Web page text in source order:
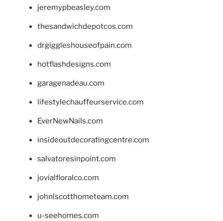
jeremypbeasley.com
thesandwichdepotcos.com
drgiggleshouseofpain.com
hotflashdesigns.com
garagenadeau.com
lifestylechauffeurservice.com
EverNewNails.com
insideoutdecoratingcentre.com
salvatoresinpoint.com
jovialfloralco.com
johnlscotthometeam.com
u-seehomes.com